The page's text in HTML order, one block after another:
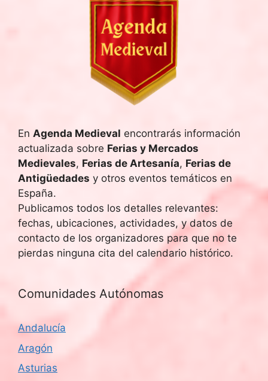
En Agenda Medieval encontrarás información
actualizada sobre Ferias y Mercados
Medievales, Ferias de Artesanía, Ferias de
Antigüedades y otros eventos temáticos en
España.
Publicamos todos los detalles relevantes:
fechas, ubicaciones, actividades, y datos de
contacto de los organizadores para que no te
pierdas ninguna cita del calendario histórico.
Comunidades Autónomas
Andalucía
Aragón
Asturias